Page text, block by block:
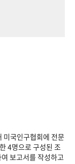
국인구협회에 전문
4명으로 구성된 조
보고서를 작성하고